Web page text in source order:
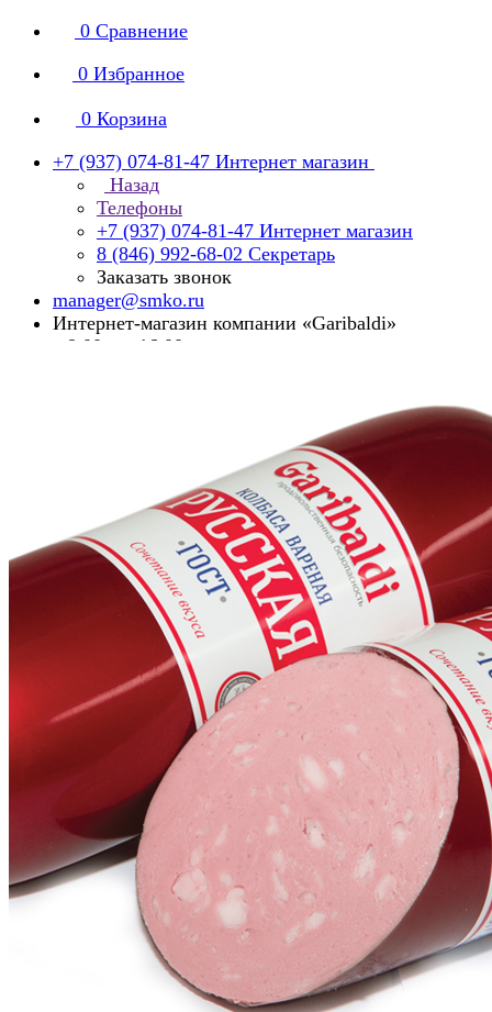
0 Сравнение
0 Избранное
0 Корзина
+7 (937) 074-81-47 Интернет магазин
Назад
Телефоны
+7 (937) 074-81-47 Интернет магазин
8 (846) 992-68-02 Секретарь
Заказать звонок
manager@smko.ru
Интернет-магазин компании «Garibaldi»
с 8:00 до 16:00
Каталог
Вареные колбасы
Русская ГОСТ